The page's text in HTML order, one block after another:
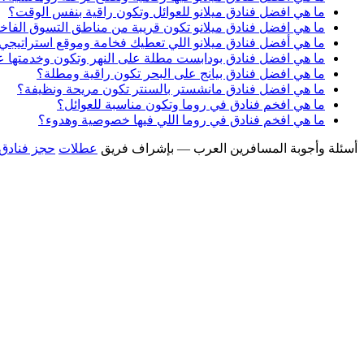
ما هي افضل فنادق ميلانو للعوائل وتكون راقية بنفس الوقت؟
ما هي افضل فنادق ميلانو تكون قريبة من مناطق التسوق
ما هي أفضل فنادق ميلانو اللي تعطيك فخامة وموقع
ما هي افضل فنادق بودابست مطلة على النهر وتكون وخدمتها
ما هي افضل فنادق بيانج على البحر تكون راقية ومطلة؟
ما هي افضل فنادق مانشستر بالسنتر تكون مريحة ونظيفة؟
ما هي افخم فنادق في روما وتكون مناسبة للعوائل؟
ما هي افخم فنادق في روما اللي فيها خصوصية وهدوء؟
أسئلة وأجوبة المسافرين العرب — بإشراف فريق عطلات حجز فنادق